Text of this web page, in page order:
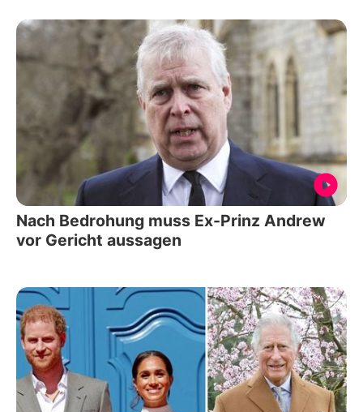
Nach Bedrohung muss Ex-Prinz Andrew
vor Gericht aussagen